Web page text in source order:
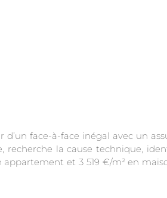
face-à-face inégal avec un
la cause technique,
et 3 519 €/m² en